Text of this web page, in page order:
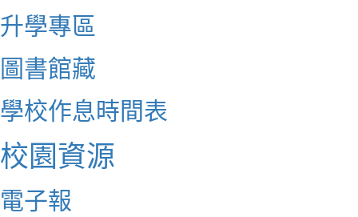
升學專區
圖書館藏
學校作息時間表
校園資源
電子報